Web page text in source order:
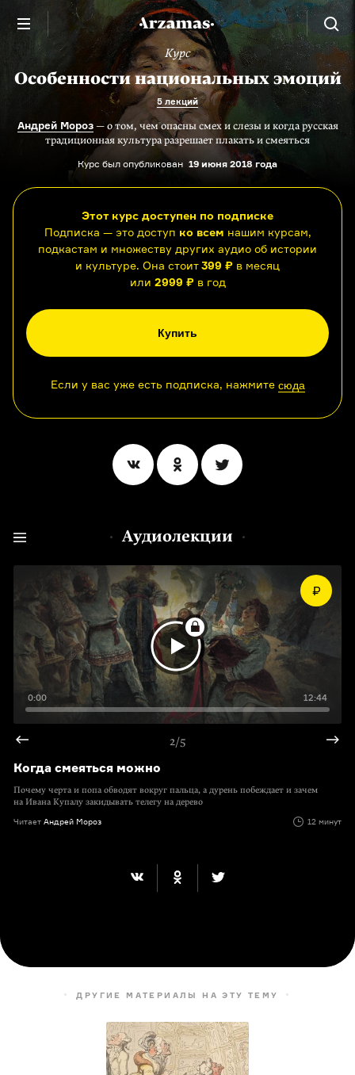
Курс
Особенности национальных эмоций
5 лекций
Андрей Мороз— о том, чем опасны смех и слезы и когда русская
традиционная культура разрешает плакать и смеяться
Курс был опубликован 19 июня 2018 года
Этот курс доступен по подписке
Подписка — это доступ ко всем нашим курсам,
подкастам и множеству других аудио об истории
и культуре. Она стоит399 ₽ в месяц
или 2999 ₽в год
Купить
Если у вас уже есть подписка, нажмите сюда
Аудиолекции
0:00 12:44
2/5
Когда смеяться можно
Почему черта и попа обводят вокруг пальца, а дурень побеждает и зачем
на Ивана Купалу закидывать телегу на дерево
Читает Андрей Мороз 12 минут
ДРУГИЕ МАТЕРИАЛЫ НА ЭТУ ТЕМУ